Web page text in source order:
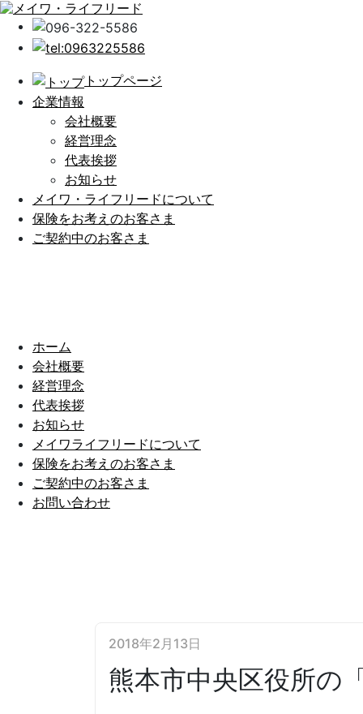
トップページ
企業情報
会社概要
経営理念
代表挨拶
お知らせ
メイワ・ライフリードについて
保険をお考えのお客さま
ご契約中のお客さま
ホーム
会社概要
経営理念
代表挨拶
お知らせ
メイワライフリードについて
保険をお考えのお客さま
ご契約中のお客さま
お問い合わせ
2018年2月13日
熊本市中央区役所の